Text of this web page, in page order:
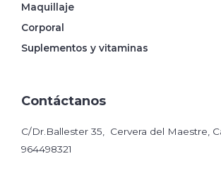
Maquillaje
Corporal
Suplementos y vitaminas
Contáctanos
C/Dr.Ballester 35, Cervera del Maestre,
964498321